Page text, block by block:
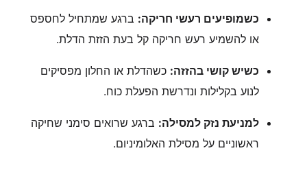
כשמופיעים רעשי חריקה: ברגע שמתחיל לחספס
או להשמיע רעש חריקה קל בעת הזזת הדלת.
כשיש קושי בהזזה: כשהדלת או החלון מפסיקים
לנוע בקלילות ונדרשת הפעלת כוח.
למניעת נזק למסילה: ברגע שרואים סימני שחיקה
ראשוניים על מסילת האלומיניום.